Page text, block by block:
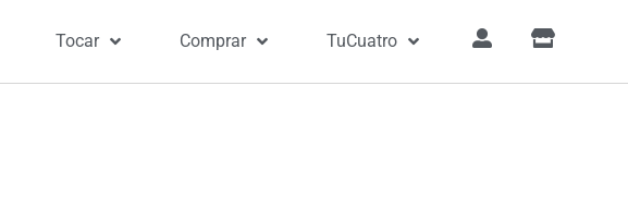
Tocar Comprar TuCuatro